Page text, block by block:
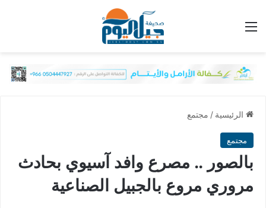
الرئيسية / مجتمع
مجتمع
بالصور .. مصرع وافد آسيوي بحادث
مروري مروع بالجبيل الصناعية